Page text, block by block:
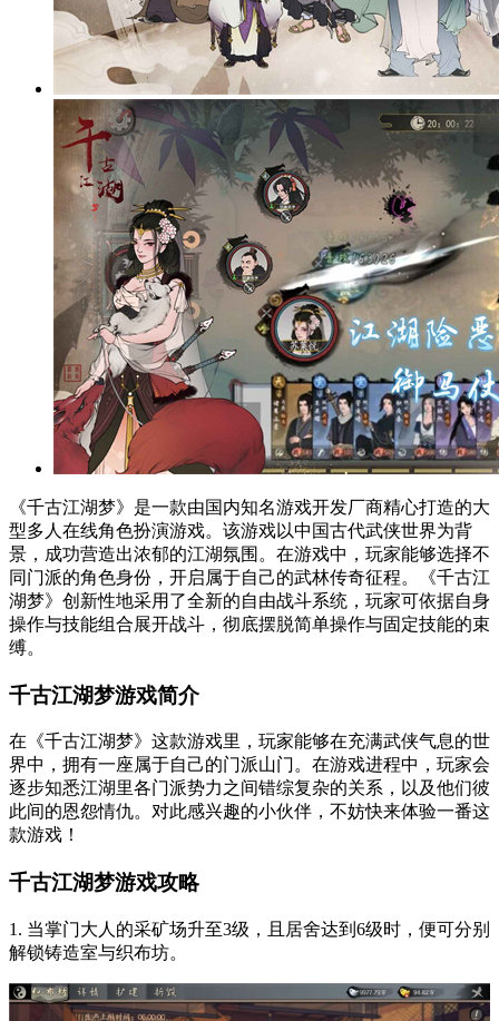
《千古江湖梦》是一款由国内知名游戏开发厂商精心打造的大
型多人在线角色扮演游戏。该游戏以中国古代武侠世界为背
景，成功营造出浓郁的江湖氛围。在游戏中，玩家能够选择不
同门派的角色身份，开启属于自己的武林传奇征程。《千古江
湖梦》创新性地采用了全新的自由战斗系统，玩家可依据自身
操作与技能组合展开战斗，彻底摆脱简单操作与固定技能的束
缚。
千古江湖梦游戏简介
在《千古江湖梦》这款游戏里，玩家能够在充满武侠气息的世
界中，拥有一座属于自己的门派山门。在游戏进程中，玩家会
逐步知悉江湖里各门派势力之间错综复杂的关系，以及他们彼
此间的恩怨情仇。对此感兴趣的小伙伴，不妨快来体验一番这
款游戏！
千古江湖梦游戏攻略
1. 当掌门大人的采矿场升至3级，且居舍达到6级时，便可分别
解锁铸造室与织布坊。